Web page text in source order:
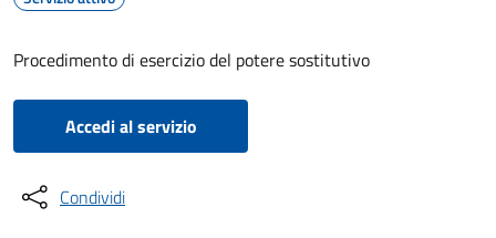
Procedimento di esercizio del potere sostitutivo
Accedi al servizio
Condividi